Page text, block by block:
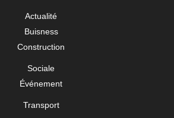
Actualité
Buisness
Construction
Sociale
Événement
Transport